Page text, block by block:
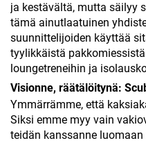
ja kestävältä, mutta säilyy
tämä ainutlaatuinen
suunnittelijoiden käyttää
tyylikkäistä
loungetreneihin ja
Visionne, räätälöitynä:
Ymmärrämme, että
Siksi emme myy vain
teidän kanssanne